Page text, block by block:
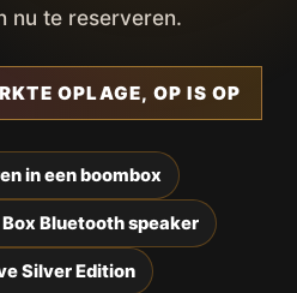
nu te reserveren.
OPLAGE, OP IS OP
in een boombox
Bluetooth speaker
Silver Edition